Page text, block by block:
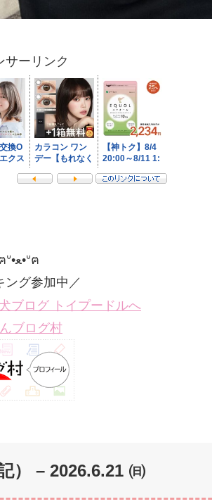
サーリンク
ฅᐡ•ﻌ•ᐡฅ
ング参加中／
ブログ村
） – 2026.6.21 ㈰